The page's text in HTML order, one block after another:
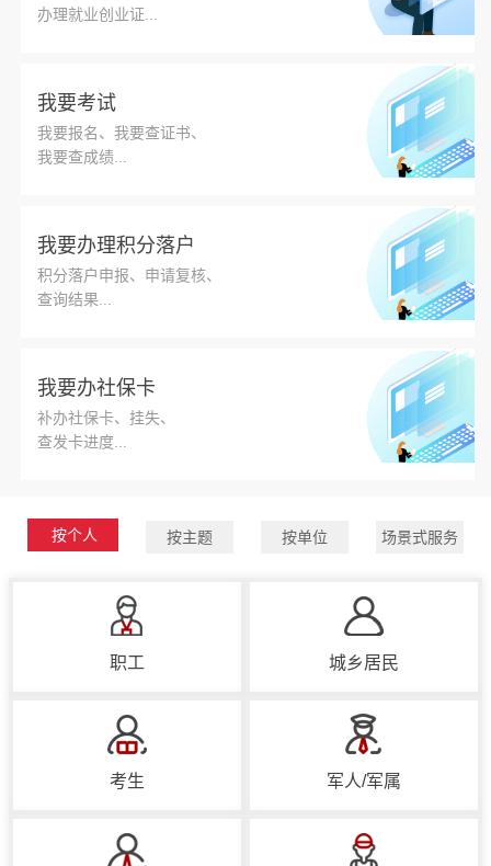
⋅ “学会通过网络走群众路线”
办理就业创业证...
我要考试
我要报名、我要查证书、
我要查成绩...
我要办理积分落户
积分落户申报、申请复核、
查询结果...
我要办社保卡
补办社保卡、挂失、
查发卡进度...
按个人 按主题 按单位 场景式服务
职工 城乡居民
考生 军人/军属